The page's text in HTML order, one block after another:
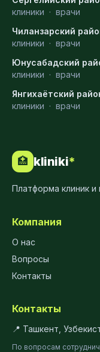
клиники · врачи
Чиланзарский
клиники · врачи
Юнусабадский
клиники · врачи
Янгихаётский
клиники · врачи
🏥 kliniki*
Платформа клиник и
Компания
О нас
Вопросы
Контакты
Контакты
📍 Ташкент,
По вопросам